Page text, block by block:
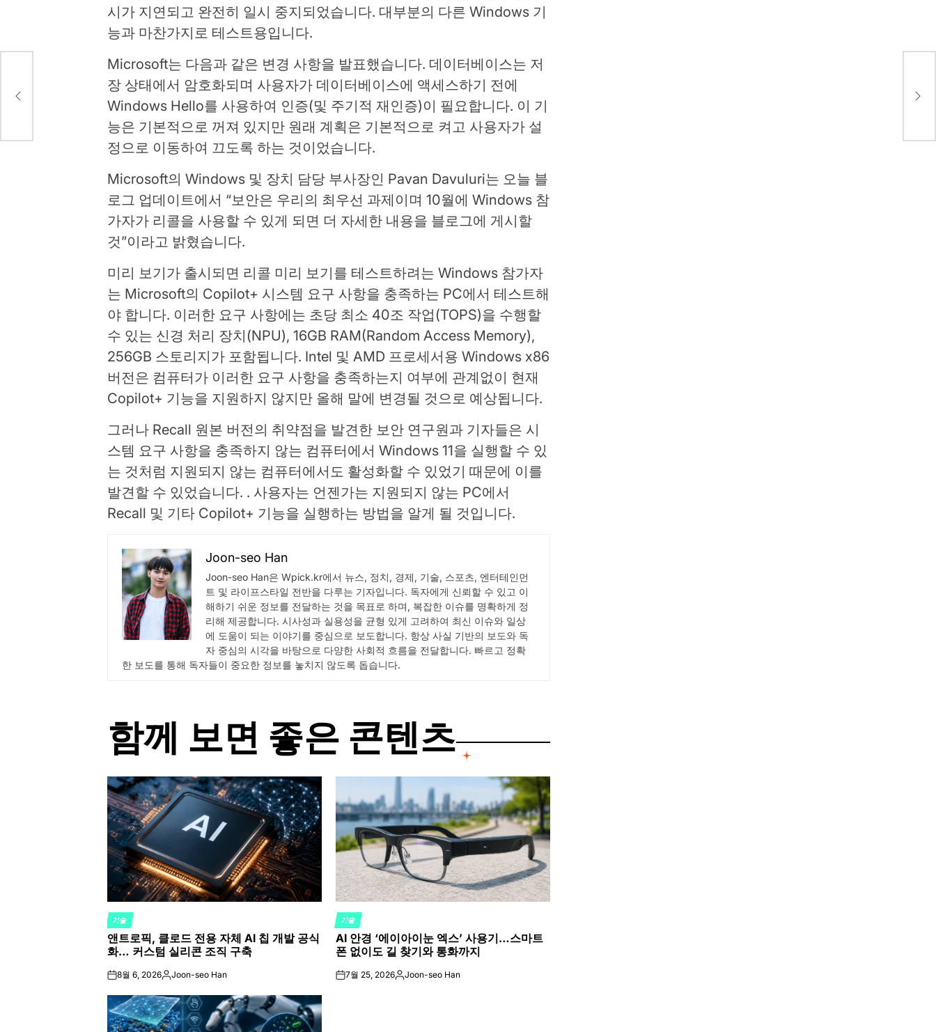
시가 지연되고 완전히 일시 중지되었습니다. 대부분의 다른 Windows 기
능과 마찬가지로 테스트용입니다.
Microsoft는 다음과 같은 변경 사항을 발표했습니다. 데이터베이스는 저
장 상태에서 암호화되며 사용자가 데이터베이스에 액세스하기 전에
Windows Hello를 사용하여 인증(및 주기적 재인증)이 필요합니다. 이 기
능은 기본적으로 꺼져 있지만 원래 계획은 기본적으로 켜고 사용자가 설
정으로 이동하여 끄도록 하는 것이었습니다.
Microsoft의 Windows 및 장치 담당 부사장인 Pavan Davuluri는 오늘 블
로그 업데이트에서 “보안은 우리의 최우선 과제이며 10월에 Windows 참
가자가 리콜을 사용할 수 있게 되면 더 자세한 내용을 블로그에 게시할
것”이라고 밝혔습니다.
미리 보기가 출시되면 리콜 미리 보기를 테스트하려는 Windows 참가자
는 Microsoft의 Copilot+ 시스템 요구 사항을 충족하는 PC에서 테스트해
야 합니다. 이러한 요구 사항에는 초당 최소 40조 작업(TOPS)을 수행할
수 있는 신경 처리 장치(NPU), 16GB RAM(Random Access Memory),
256GB 스토리지가 포함됩니다. Intel 및 AMD 프로세서용 Windows x86
버전은 컴퓨터가 이러한 요구 사항을 충족하는지 여부에 관계없이 현재
Copilot+ 기능을 지원하지 않지만 올해 말에 변경될 것으로 예상됩니다.
그러나 Recall 원본 버전의 취약점을 발견한 보안 연구원과 기자들은 시
스템 요구 사항을 충족하지 않는 컴퓨터에서 Windows 11을 실행할 수 있
는 것처럼 지원되지 않는 컴퓨터에서도 활성화할 수 있었기 때문에 이를
발견할 수 있었습니다. . 사용자는 언젠가는 지원되지 않는 PC에서
Recall 및 기타 Copilot+ 기능을 실행하는 방법을 알게 될 것입니다.
Joon-seo Han
Joon-seo Han은 Wpick.kr에서 뉴스, 정치, 경제, 기술, 스포츠, 엔터테인먼
트 및 라이프스타일 전반을 다루는 기자입니다. 독자에게 신뢰할 수 있고 이
해하기 쉬운 정보를 전달하는 것을 목표로 하며, 복잡한 이슈를 명확하게 정
리해 제공합니다. 시사성과 실용성을 균형 있게 고려하여 최신 이슈와 일상
에 도움이 되는 이야기를 중심으로 보도합니다. 항상 사실 기반의 보도와 독
자 중심의 시각을 바탕으로 다양한 사회적 흐름을 전달합니다. 빠르고 정확
한 보도를 통해 독자들이 중요한 정보를 놓치지 않도록 돕습니다.
함께 보면 좋은 콘텐츠
POSTED
IN
기술
앤트로픽, 클로드 전용 자체 AI 칩 개발 공식
화… 커스텀 실리콘 조직 구축
on8월 6, 2026Posted
Joon-seo Han
POSTED
IN
기술
AI 안경 ‘에이아이눈 엑스’ 사용기…스마트
폰 없이도 길 찾기와 통화까지
on7월 25, 2026Posted
Joon-seo Han
명